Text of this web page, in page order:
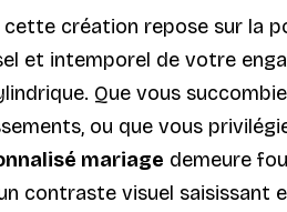
création repose sur la
et intemporel de votre
Que vous
ou que vous
mariage demeure
contraste visuel